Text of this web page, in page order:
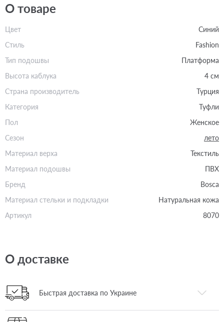
О товаре
Цвет
Синий
Стиль
Fashion
Тип подошвы
Платформа
Высота каблука
4 см
Страна производитель
Турция
Категория
Туфли
Пол
Женское
Сезон
лето
Материал верха
Текстиль
Материал подошвы
ПВХ
Бренд
Bosca
Материал стельки и подкладки
Натуральная кожа
Артикул
8070
О доставке
Быстрая доставка по Украине